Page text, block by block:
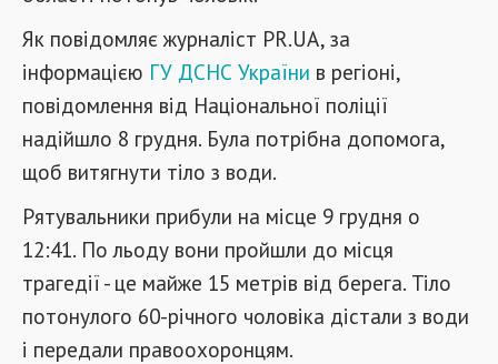
Як повідомляє журналіст PR.UA, за
інформацією ГУ ДСНС України в регіоні,
повідомлення від Національної поліції
надійшло 8 грудня. Була потрібна допомога,
щоб витягнути тіло з води.
Рятувальники прибули на місце 9 грудня о
12:41. По льоду вони пройшли до місця
трагедії - це майже 15 метрів від берега. Тіло
потонулого 60-річного чоловіка дістали з води
і передали правоохоронцям.